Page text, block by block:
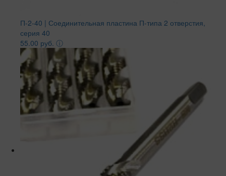
П-2-40 | Соединительная пластина П-типа 2 отверстия,
серия 40
55.00 руб. ⓘ